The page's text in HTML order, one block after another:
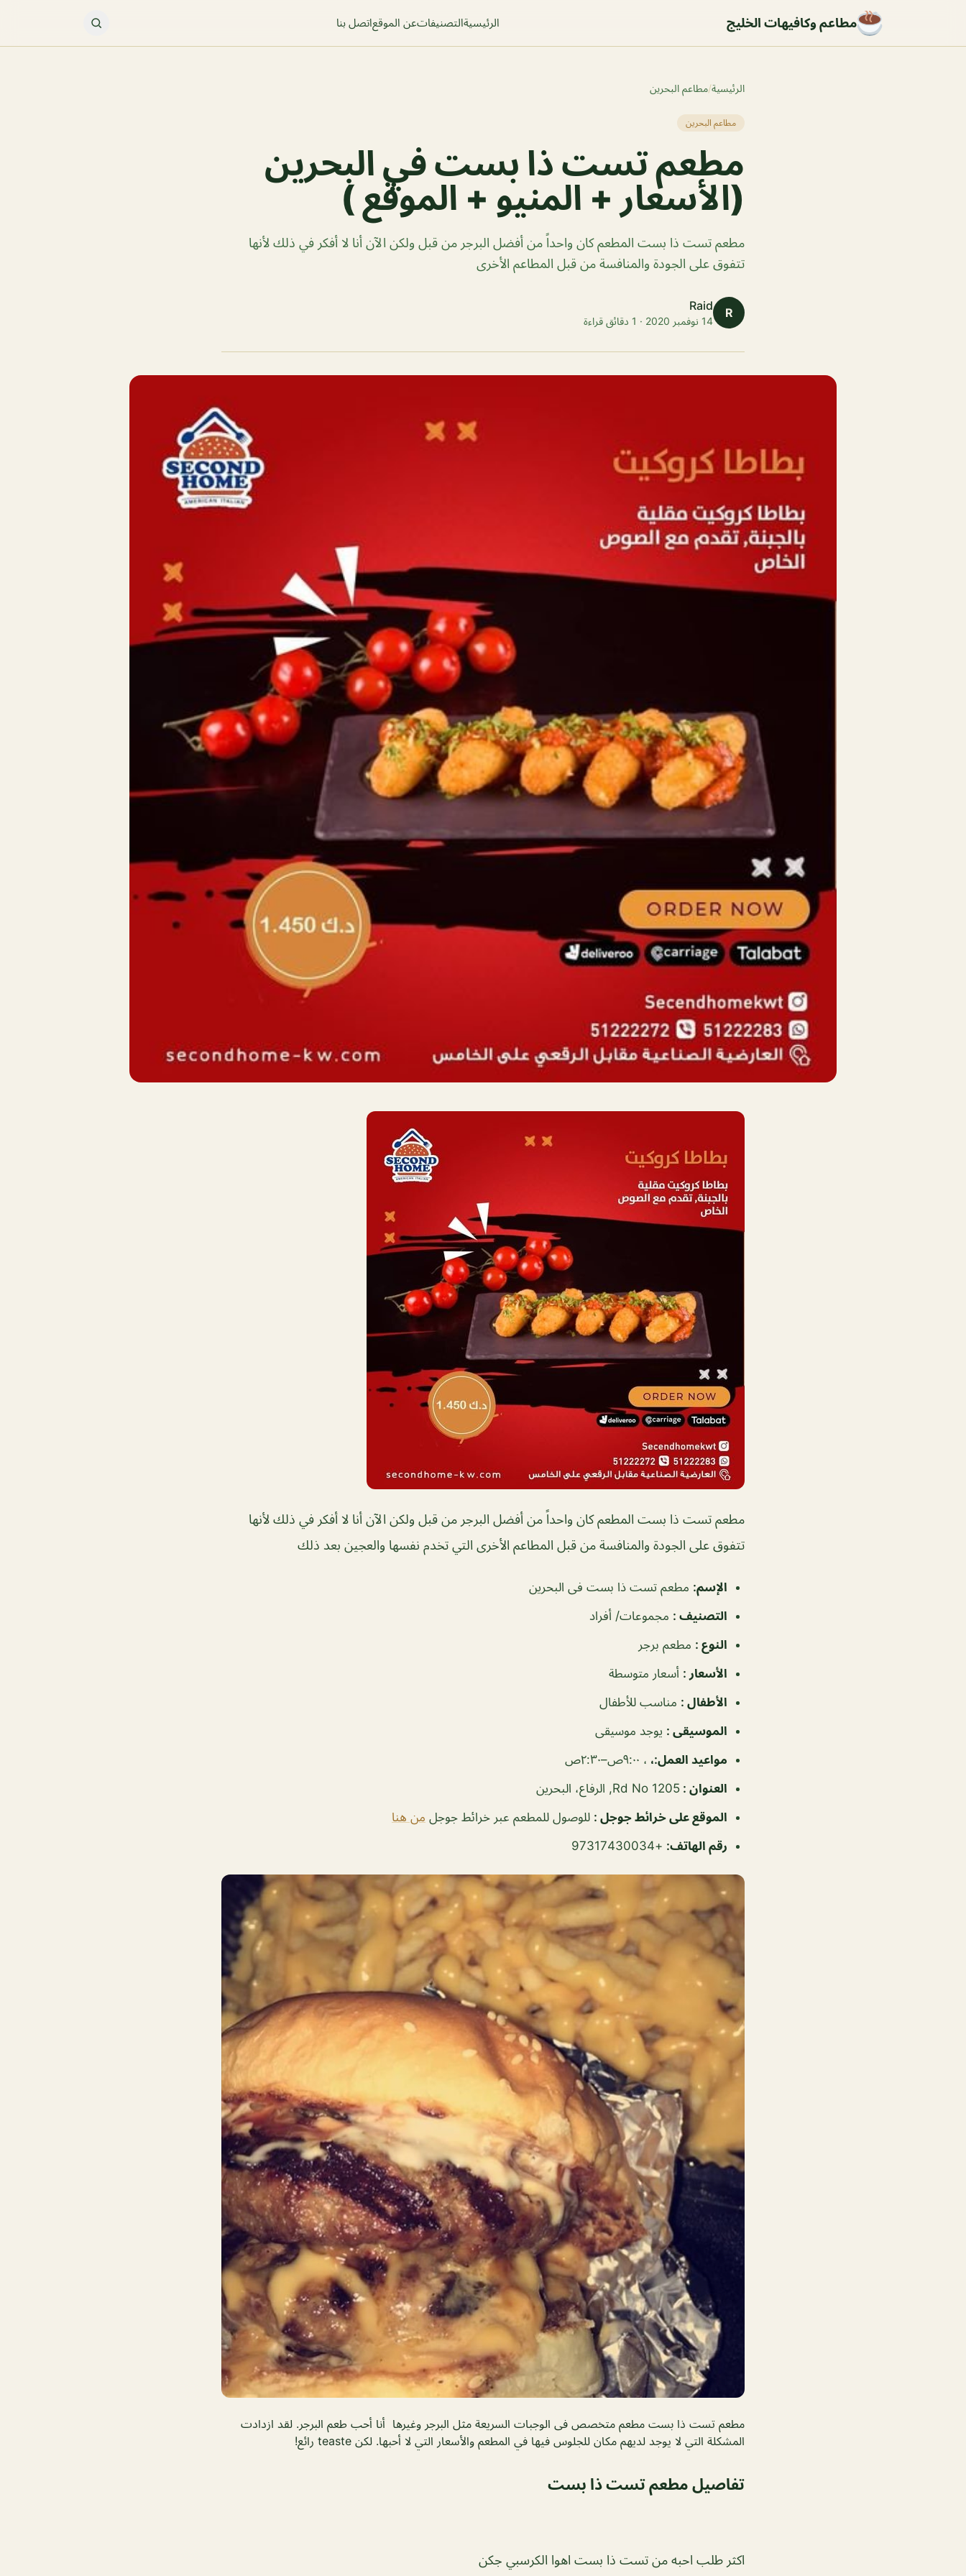
مطاعم وكافيهات الخليج الرئيسيةالتصنيفاتعن الموقعاتصل بنا
الرئيسية/مطاعم البحرين
مطاعم البحرين
مطعم تست ذا بست في البحرين
(الأسعار + المنيو + الموقع )
مطعم تست ذا بست المطعم كان واحداً من أفضل البرجر من قبل ولكن الآن أنا لا أفكر في ذلك لأنها
تتفوق على الجودة والمنافسة من قبل المطاعم الأخرى
R
Raid
14 نوفمبر 2020 · 1 دقائق قراءة
مطعم تست ذا بست المطعم كان واحداً من أفضل البرجر من قبل ولكن الآن أنا لا أفكر في ذلك لأنها
تتفوق على الجودة والمنافسة من قبل المطاعم الأخرى التي تخدم نفسها والعجين بعد ذلك
الإسم: مطعم تست ذا بست فى البحرين
التصنيف : مجموعات/ أفراد
النوع : مطعم برجر
الأسعار : أسعار متوسطة
الأطفال : مناسب للأطفال
الموسيقى : يوجد موسيقى
مواعيد العمل:، ، ٩:٠٠ص–٢:٣٠ص
العنوان : Rd No 1205, الرفاع، البحرين
الموقع على خرائط جوجل : للوصول للمطعم عبر خرائط جوجل من هنا
رقم الهاتف:
+97317430034
مطعم تست ذا بست مطعم متخصص فى الوجبات السريعة مثل البرجر وغيرها أنا أحب طعم البرجر. لقد ازدادت
المشكلة التي لا يوجد لديهم مكان للجلوس فيها في المطعم والأسعار التي لا أحبها. لكن teaste رائع!
تفاصيل مطعم تست ذا بست
اكثر طلب احبه من تست ذا بست اهوا الكرسبي جكن